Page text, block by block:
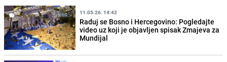
11.05.26. 14:42
Raduj se Bosno i Hercegovino: Pogledajte
video uz koji je objavljen spisak Zmajeva za
Mundijal